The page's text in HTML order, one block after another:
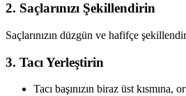
2. Saçlarınızı Şekillendirin
Saçlarınızın düzgün ve hafifçe
3. Tacı Yerleştirin
Tacı başınızın biraz üst kısmına,